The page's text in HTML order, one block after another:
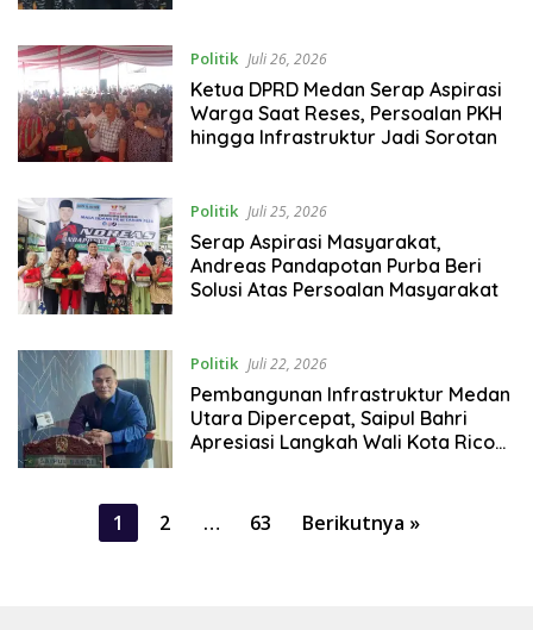
Politik Juli 26, 2026
Ketua DPRD Medan Serap Aspirasi
Warga Saat Reses, Persoalan PKH
hingga Infrastruktur Jadi Sorotan
Politik Juli 25, 2026
Serap Aspirasi Masyarakat,
Andreas Pandapotan Purba Beri
Solusi Atas Persoalan Masyarakat
Politik Juli 22, 2026
Pembangunan Infrastruktur Medan
Utara Dipercepat, Saipul Bahri
Apresiasi Langkah Wali Kota Rico
Paginasi
1 2 … 63 Berikutnya »